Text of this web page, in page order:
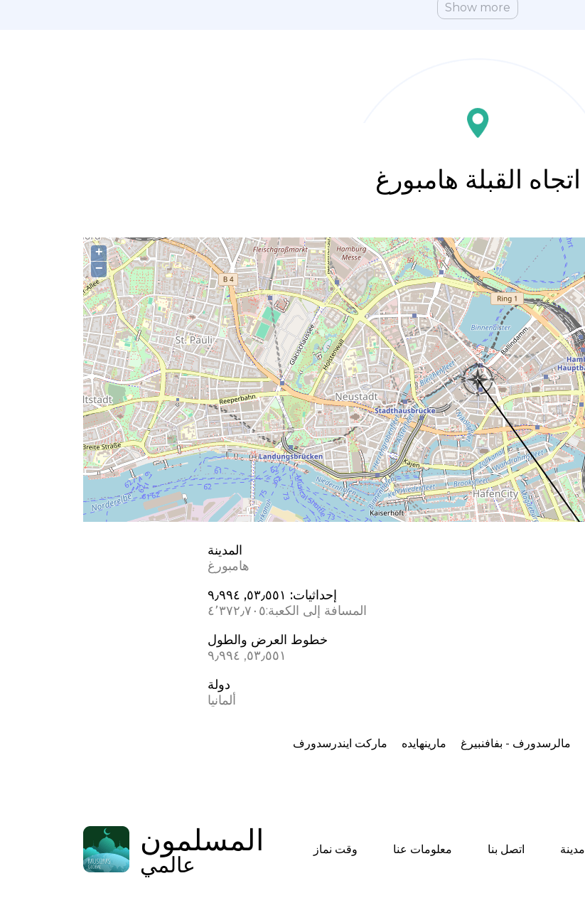
Show more
اتجاه القبلة هامبورغ
+
−
المدينة
هامبورغ
إحداثيات: ٥٣٫٥٥١, ٩٫٩٩٤
المسافة إلى الكعبة:٤٬٣٧٢٫٧٠٥
خطوط العرض والطول
٥٣٫٥٥١, ٩٫٩٩٤
دولة
ألمانيا
مارکت ایندرسدورف مارینهایده مالرسدورف - بفافنبيرغ
المسلمون
عالمي وقت نماز معلومات عنا اتصل بنا مدينة